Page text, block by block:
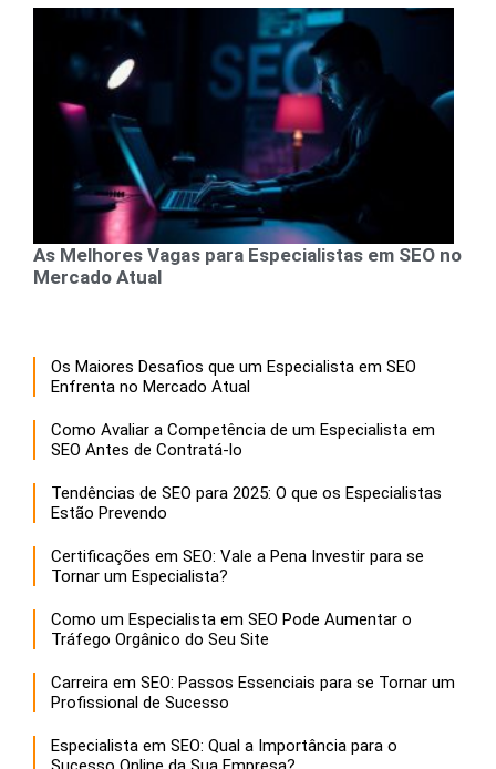
As Melhores Vagas para Especialistas em SEO no
Mercado Atual
Os Maiores Desafios que um Especialista em SEO
Enfrenta no Mercado Atual
Como Avaliar a Competência de um Especialista em
SEO Antes de Contratá-lo
Tendências de SEO para 2025: O que os Especialistas
Estão Prevendo
Certificações em SEO: Vale a Pena Investir para se
Tornar um Especialista?
Como um Especialista em SEO Pode Aumentar o
Tráfego Orgânico do Seu Site
Carreira em SEO: Passos Essenciais para se Tornar um
Profissional de Sucesso
Especialista em SEO: Qual a Importância para o